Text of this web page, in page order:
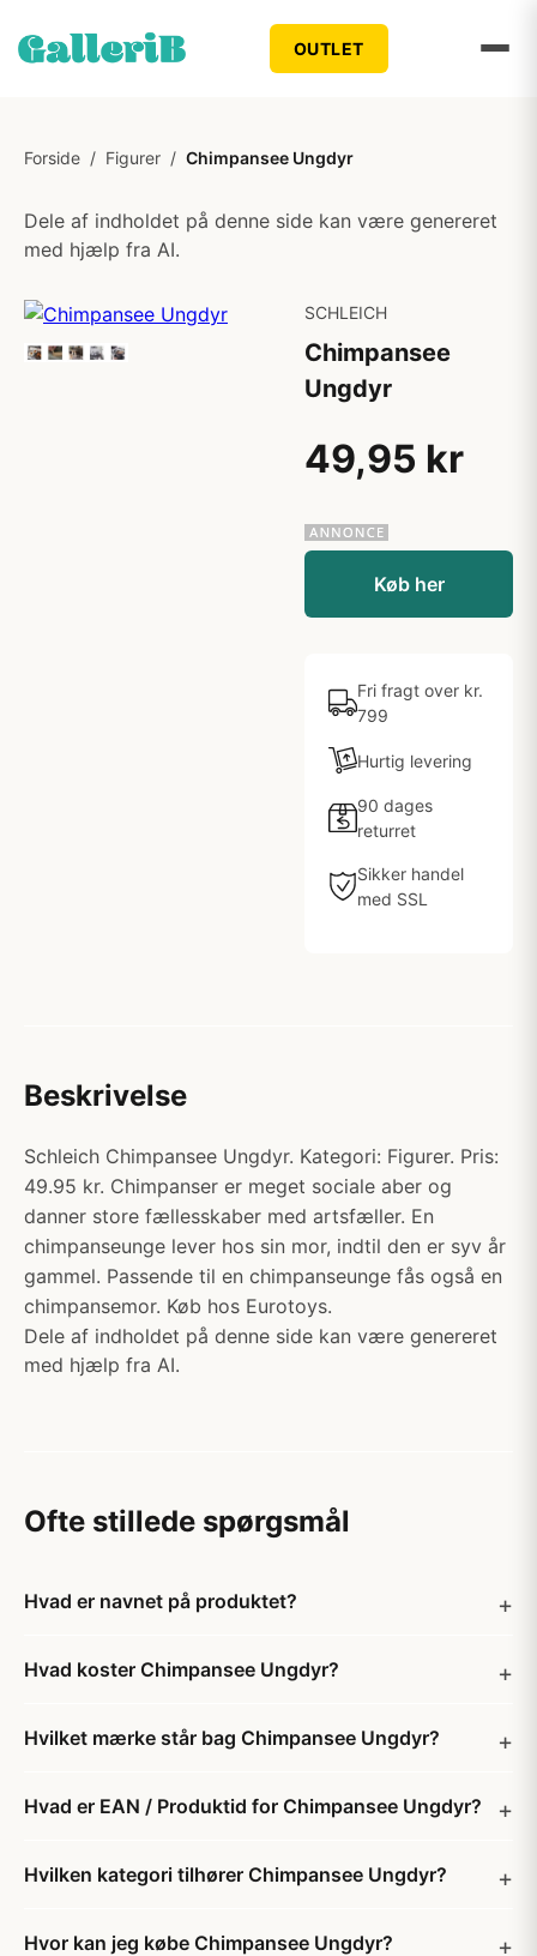
OUTLET
Forside / Figurer / Chimpansee Ungdyr
Dele af indholdet på denne side kan være genereret
med hjælp fra AI.
SCHLEICH
Chimpansee
Ungdyr
49,95 kr
Køb her
Fri fragt over kr.
799
Hurtig levering
90 dages
returret
Sikker handel
med SSL
Beskrivelse
Schleich Chimpansee Ungdyr. Kategori: Figurer. Pris:
49.95 kr. Chimpanser er meget sociale aber og
danner store fællesskaber med artsfæller. En
chimpanseunge lever hos sin mor, indtil den er syv år
gammel. Passende til en chimpanseunge fås også en
chimpansemor. Køb hos Eurotoys.
Dele af indholdet på denne side kan være genereret
med hjælp fra AI.
Ofte stillede spørgsmål
Hvad er navnet på produktet?
Hvad koster Chimpansee Ungdyr?
Hvilket mærke står bag Chimpansee Ungdyr?
Hvad er EAN / Produktid for Chimpansee Ungdyr?
Hvilken kategori tilhører Chimpansee Ungdyr?
Hvor kan jeg købe Chimpansee Ungdyr?